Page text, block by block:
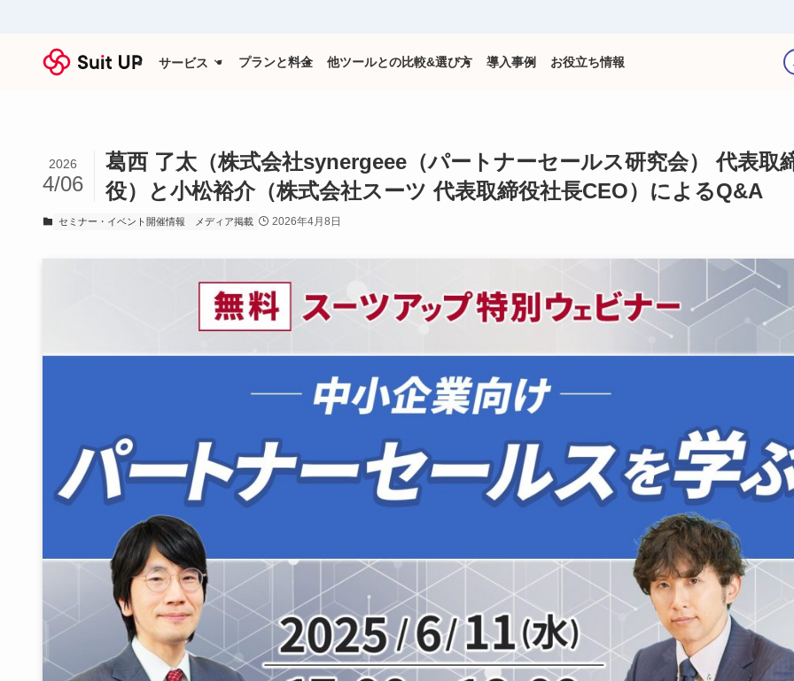
サービス プランと料金 他ツールとの比較&選び方 導入事例 お役立ち情報
葛西 了太（株式会社synergeee（パートナーセールス研究会） 代表取
役）と小松裕介（株式会社スーツ 代表取締役社長CEO）によるQ&A
2026
4/06
セミナー・イベント開催情報 メディア掲載 2026年4月8日